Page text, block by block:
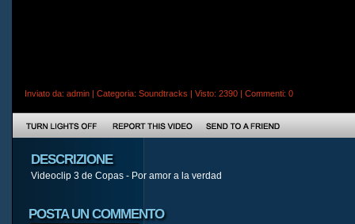
Inviato da: admin | Categoria: Soundtracks | Visto: 2390 | Commenti: 0
DESCRIZIONE
Videoclip 3 de Copas - Por amor a la verdad
POSTA UN COMMENTO